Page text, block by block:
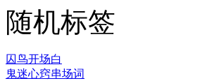
随机标签
囚鸟开场白
鬼迷心窍串场词